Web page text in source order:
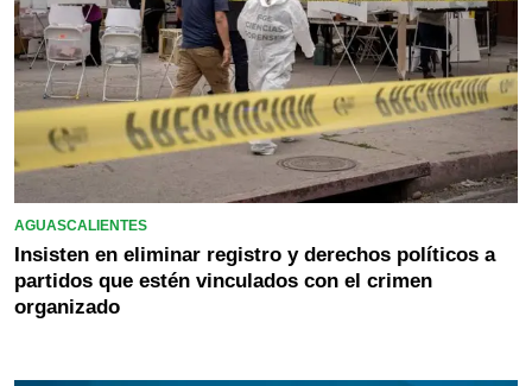
AGUASCALIENTES
Insisten en eliminar registro y derechos políticos a
partidos que estén vinculados con el crimen
organizado